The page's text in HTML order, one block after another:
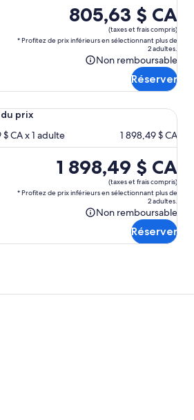
Le
prix
est
de 805,63 $ CA.
805,63 $ CA
(taxes et frais compris)
* Profitez de prix inférieurs en sélectionnant plus de
2 adultes.
Non remboursable
Non
remboursableRéserver
prix
$ CA x 1 adulte
1 898,49 $ CA
Le
prix
est
de 1 898,49 $ CA.
1 898,49 $ CA
(taxes et frais compris)
* Profitez de prix inférieurs en sélectionnant plus de
2 adultes.
Non remboursable
Non
remboursableRéserver